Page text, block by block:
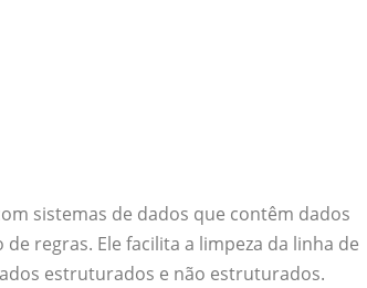
sistemas de dados que contêm dados
regras. Ele facilita a limpeza da linha de
estruturados e não estruturados.